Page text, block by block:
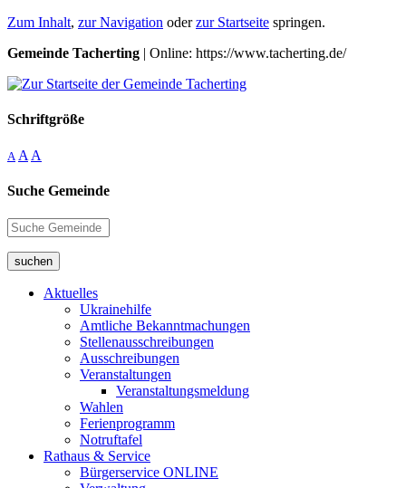
Zum Inhalt, zur Navigation oderzur Startseite springen.
Gemeinde Tacherting | Online: https://www.tacherting.de/
Schriftgröße
A A A
Suche Gemeinde
suchen
Aktuelles
Ukrainehilfe
Amtliche Bekanntmachungen
Stellenausschreibungen
Ausschreibungen
Veranstaltungen
Veranstaltungsmeldung
Wahlen
Ferienprogramm
Notruftafel
Rathaus & Service
Bürgerservice ONLINE